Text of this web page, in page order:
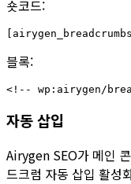
숏코드:
블록:
자동 삽입
Airygen SEO가 메인
드크럼 자동 삽입 활성